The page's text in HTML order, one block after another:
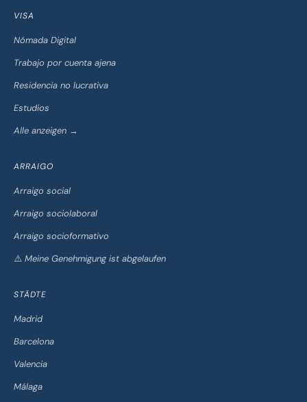
VISA
Nómada Digital
Trabajo por cuenta ajena
Residencia no lucrativa
Estudios
Alle anzeigen →
ARRAIGO
Arraigo social
Arraigo sociolaboral
Arraigo socioformativo
⚠️ Meine Genehmigung ist abgelaufen
STÄDTE
Madrid
Barcelona
Valencia
Málaga